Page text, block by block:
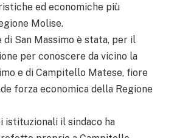
ed economiche più
Molise.
di San Massimo è stata, per il
per conoscere da vicino la
e di Campitello Matese, fiore
forza economica della Regione
istituzionali il sindaco ha